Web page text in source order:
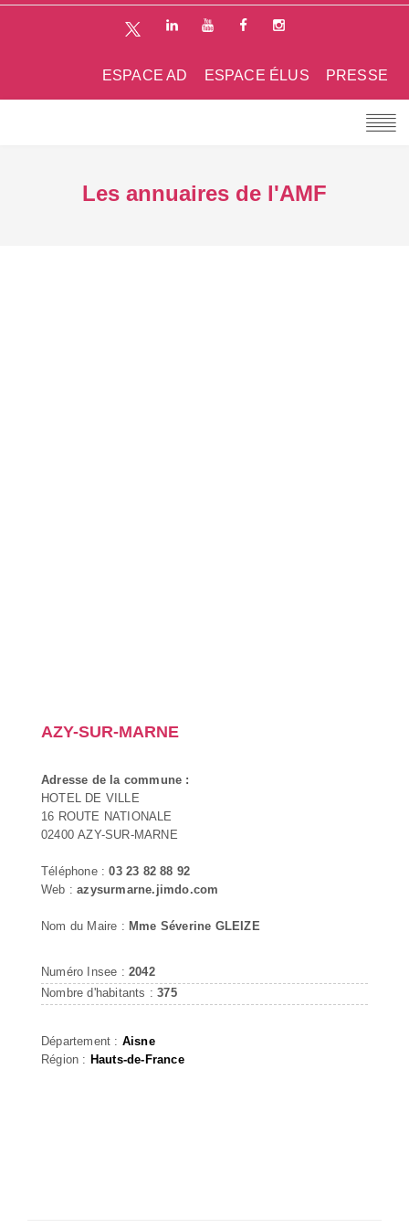
PRESSE
ESPACE ÉLUS
ESPACE AD
Les annuaires de l'AMF
AZY-SUR-MARNE
Adresse de la commune :
HOTEL DE VILLE
16 ROUTE NATIONALE
02400 AZY-SUR-MARNE
Téléphone :03 23 82 88 92
Web :azysurmarne.jimdo.com
Nom du Maire : Mme Séverine GLEIZE
Numéro Insee : 2042
Nombre d'habitants :375
Département : Aisne
Région : Hauts-de-France